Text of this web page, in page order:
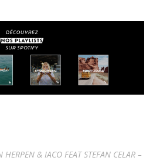
HERPEN & IACO FEAT STEFAN CELAR –